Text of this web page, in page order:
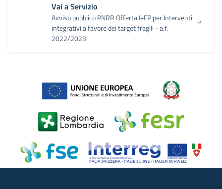
Vai a Servizio
Avviso pubblico PNRR Offerta IeFP per Interventi
integrativi a favore dei target fragili - a.f.
2022/2023